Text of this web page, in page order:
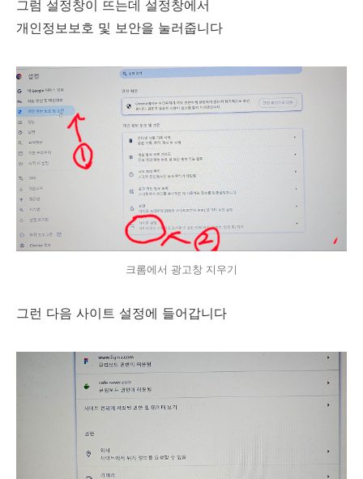
그럼 설정창이 뜨는데 설정창에서
개인정보보호 및 보안을 눌러줍니다
크롬에서 광고창 지우기
그런 다음 사이트 설정에 들어갑니다